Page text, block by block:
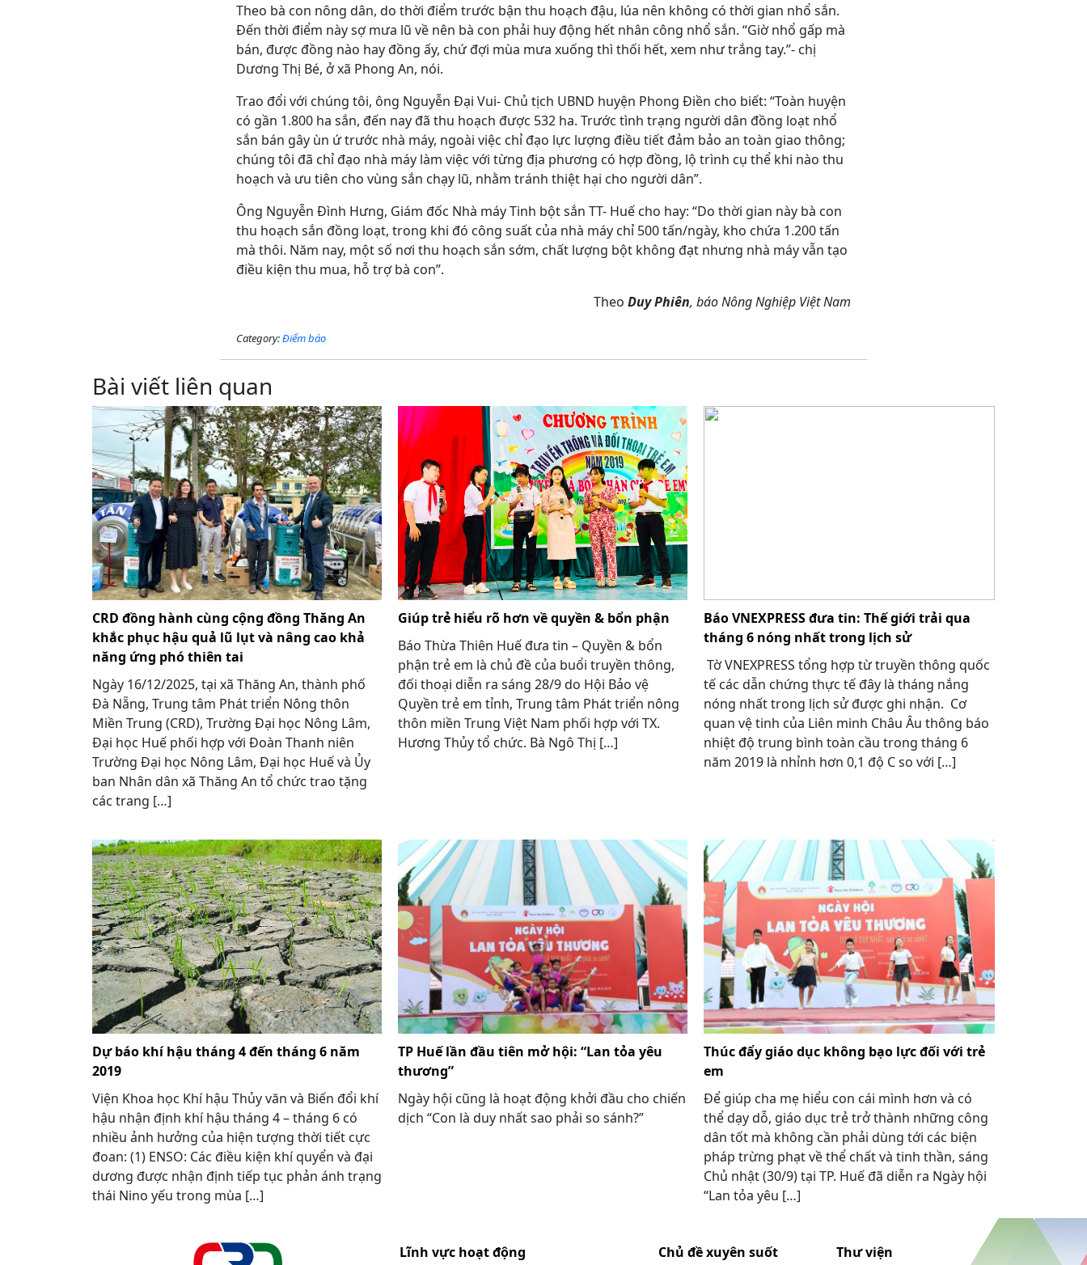
Theo bà con nông dân, do thời điểm trước bận thu hoạch đậu, lúa nên không có thời gian nhổ sắn.
Đến thời điểm này sợ mưa lũ về nên bà con phải huy động hết nhân công nhổ sắn. “Giờ nhổ gấp mà
bán, được đồng nào hay đồng ấy, chứ đợi mùa mưa xuống thì thối hết, xem như trắng tay.”- chị
Dương Thị Bé, ở xã Phong An, nói.
Trao đổi với chúng tôi, ông Nguyễn Đại Vui- Chủ tịch UBND huyện Phong Điền cho biết: “Toàn huyện
có gần 1.800 ha sắn, đến nay đã thu hoạch được 532 ha. Trước tình trạng người dân đồng loạt nhổ
sắn bán gây ùn ứ trước nhà máy, ngoài việc chỉ đạo lực lượng điều tiết đảm bảo an toàn giao thông;
chúng tôi đã chỉ đạo nhà máy làm việc với từng địa phương có hợp đồng, lộ trình cụ thể khi nào thu
hoạch và ưu tiên cho vùng sắn chạy lũ, nhằm tránh thiệt hại cho người dân”.
Ông Nguyễn Đình Hưng, Giám đốc Nhà máy Tinh bột sắn TT- Huế cho hay: “Do thời gian này bà con
thu hoạch sắn đồng loạt, trong khi đó công suất của nhà máy chỉ 500 tấn/ngày, kho chứa 1.200 tấn
mà thôi. Năm nay, một số nơi thu hoạch sắn sớm, chất lượng bột không đạt nhưng nhà máy vẫn tạo
điều kiện thu mua, hỗ trợ bà con”.
Theo Duy Phiên, báo Nông Nghiệp Việt Nam
Category:Điểm báo
Bài viết liên quan
CRD đồng hành cùng cộng đồng Thăng An
khắc phục hậu quả lũ lụt và nâng cao khả
năng ứng phó thiên tai
Ngày 16/12/2025, tại xã Thăng An, thành phố
Đà Nẵng, Trung tâm Phát triển Nông thôn
Miền Trung (CRD), Trường Đại học Nông Lâm,
Đại học Huế phối hợp với Đoàn Thanh niên
Trường Đại học Nông Lâm, Đại học Huế và Ủy
ban Nhân dân xã Thăng An tổ chức trao tặng
các trang […]
Giúp trẻ hiểu rõ hơn về quyền & bổn phận
Báo Thừa Thiên Huế đưa tin – Quyền & bổn
phận trẻ em là chủ đề của buổi truyền thông,
đối thoại diễn ra sáng 28/9 do Hội Bảo vệ
Quyền trẻ em tỉnh, Trung tâm Phát triển nông
thôn miền Trung Việt Nam phối hợp với TX.
Hương Thủy tổ chức. Bà Ngô Thị […]
Báo VNEXPRESS đưa tin: Thế giới trải qua
tháng 6 nóng nhất trong lịch sử
Tờ VNEXPRESS tổng hợp từ truyền thông quốc
tế các dẫn chứng thực tế đây là tháng nắng
nóng nhất trong lịch sử được ghi nhận. Cơ
quan vệ tinh của Liên minh Châu Âu thông báo
nhiệt độ trung bình toàn cầu trong tháng 6
năm 2019 là nhỉnh hơn 0,1 độ C so với […]
Dự báo khí hậu tháng 4 đến tháng 6 năm
2019
Viện Khoa học Khí hậu Thủy văn và Biến đổi khí
hậu nhận định khí hậu tháng 4 – tháng 6 có
nhiều ảnh hưởng của hiện tượng thời tiết cực
đoan: (1) ENSO: Các điều kiện khí quyển và đại
dương được nhận định tiếp tục phản ánh trạng
thái Nino yếu trong mùa […]
TP Huế lần đầu tiên mở hội: “Lan tỏa yêu
thương”
Ngày hội cũng là hoạt động khởi đầu cho chiến
dịch “Con là duy nhất sao phải so sánh?”
Thúc đẩy giáo dục không bạo lực đối với trẻ
em
Để giúp cha mẹ hiểu con cái mình hơn và có
thể dạy dỗ, giáo dục trẻ trở thành những công
dân tốt mà không cần phải dùng tới các biện
pháp trừng phạt về thể chất và tinh thần, sáng
Chủ nhật (30/9) tại TP. Huế đã diễn ra Ngày hội
“Lan tỏa yêu […]
Lĩnh vực hoạt động
Chủ đề xuyên suốt
Thư viện